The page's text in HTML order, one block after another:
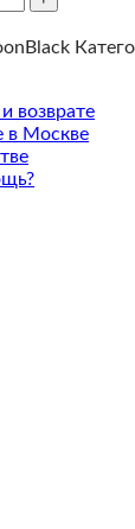
возврате
в Москве